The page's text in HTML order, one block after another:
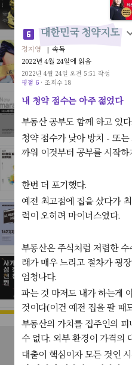
그는 분명히 개척자고
불릴만 했다.1999년 처
세계 최고의 부자가 되었
마라톤 나도 할 수 있
제프 갤러웨이 | 이명혜 역
* 워크 브레이크 - 5분 뛰
속 걷는 시간을 늘려가며
방식이 책을 읽기전까지
마라톤교본
- 서브4 목표 - 5분 40초
m이상 달리지 않는다.
5분대/km로 달릴 수 있게
[ 건
실전! 파이토치 딥러
예전 파이토치 버전이라
큼 코드들을 수선하며 돌
션을 뽑아내거나 미디 파
음악을AI, 빅데이터 활용이
반병현
독학으로 어떤 분야 하
가 깊은 분야를 익힌다는
운 일이 아닐것이다.그
[
사기꾼의 심장은 천
곽재식
조금은 오래 전, 이라기
년, sf 페스티벌에서 곽
굉장한 흡입력으로 한국
[
식스웨이크
무르 래퍼티 | 신해경 역
하지만 거기까지.서로가
고 또 설혹 누군가 범인이
[
공지사항 서비스소개 고
개인정보처리
대한민국 청약지도
정지영 | 속독
2022년 4월 24일에 읽음
2022년 4월 24일 오전 5:51 작성
평점 6 · 조회수 18
내 청약 점수는 아주 젊었다
부동산 공부도 함께 하고 있다.
청약 점수가 낮아 방치 - 또
까워 이것부터 공부를 시작하
한번 더 포기했다.
예전 최고점에 집을 샀다가
력이 오히려 마이너스였다.
부동산은 주식처럼 저렴한
래가 매우 느리고 절차가 굉
엄청나다.
파는 것 마저도 내가 하는게
것이다(이건 예전 집을 팔 때
부동산의 가치를 집주인의
수 없다. 외부 환경이 가격의
대출이 핵심이자 모든 것인